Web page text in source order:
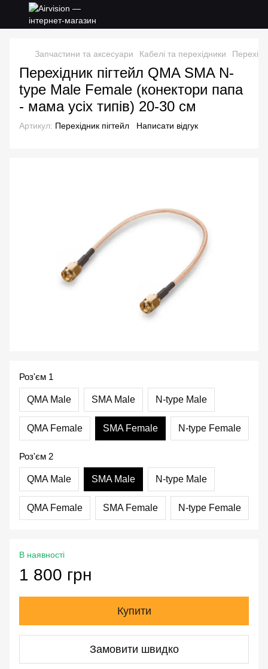
Запчастини та аксесуари Кабелі та перехідники
Перехідник пігтейл QMA SMA N-
type Male Female (конектори папа
- мама усіх типів) 20-30 см
Артикул: Перехідник пігтейл Написати відгук
Роз'єм 1
QMA Male SMA Male N-type Male
QMA Female SMA Female N-type Female
Роз'єм 2
QMA Male SMA Male N-type Male
QMA Female SMA Female N-type Female
В наявності
1 800 грн
Купити
Замовити швидко